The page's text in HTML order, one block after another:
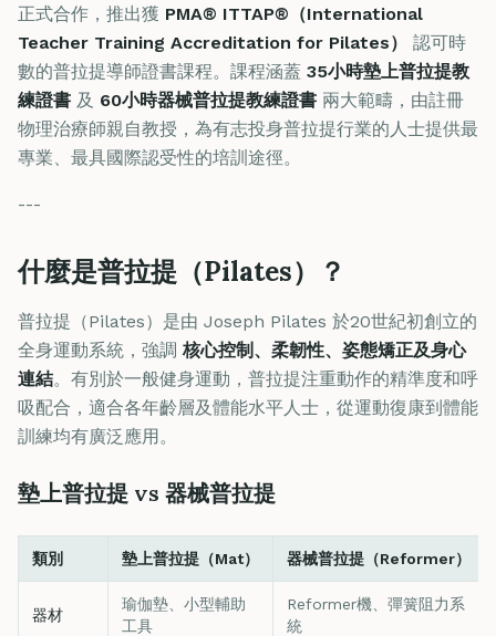
正式合作，推出獲 PMA® ITTAP®（International
Teacher Training Accreditation for Pilates）
認可時
數的普拉提導師證書課程。課程涵蓋 35小時墊上普拉提教
練證書 及 60小時器械普拉提教練證書 兩大範疇，由註冊
物理治療師親自教授，為有志投身普拉提行業的人士提供最
專業、最具國際認受性的培訓途徑。
---
什麼是普拉提（Pilates）？
普拉提（Pilates）是由 Joseph Pilates 於20世紀初創立的
全身運動系統，強調 核心控制、柔韌性、姿態矯正及身心
連結。有別於一般健身運動，普拉提注重動作的精準度和呼
吸配合，適合各年齡層及體能水平人士，從運動復康到體能
訓練均有廣泛應用。
墊上普拉提 vs 器械普拉提
類別 墊上普拉提（Mat） 器械普拉提（Reformer）
器材
瑜伽墊、小型輔助
工具
Reformer機、彈簧阻力系
統